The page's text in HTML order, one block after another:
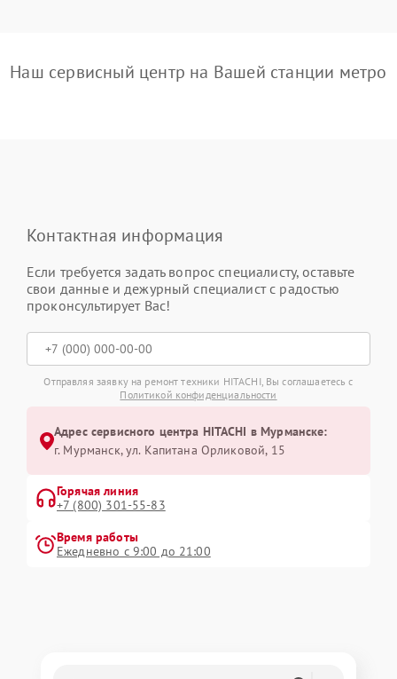
Наш сервисный центр на Вашей станции метро
Контактная информация
Если требуется задать вопрос специалисту, оставьте
свои данные и дежурный специалист с радостью
проконсультирует Вас!
Отправляя заявку на ремонт техники HITACHI, Вы соглашаетесь с
Политикой конфиденциальности
Адрес сервисного центра HITACHI в Мурманске:
г. Мурманск, ул. Капитана Орликовой, 15
Горячая линия
+7 (800) 301-55-83
Время работы
Ежедневно с 9:00 до 21:00